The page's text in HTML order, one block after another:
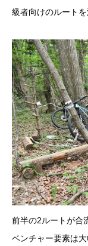
級者向けのルートを
前半の2ルートが合
ベンチャー要素は大